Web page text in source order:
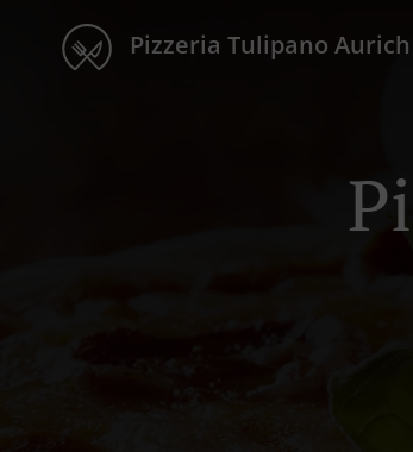
Pizzeria Tulipano Aurich